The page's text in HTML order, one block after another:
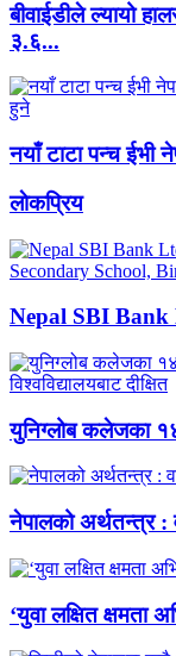
बीवाईडीले ल्यायो
३.६...
नयाँ टाटा पन्च ईभी
लाेकप्रिय
Nepal SBI Bank
युनिग्लोब कलेजका १४
नेपालको अर्थतन्त्र :
‘युवा लक्षित क्षमता